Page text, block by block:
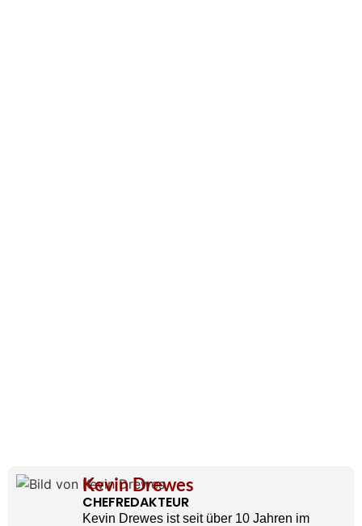
Kevin Drewes
CHEFREDAKTEUR
Kevin Drewes ist seit über 10 Jahren im